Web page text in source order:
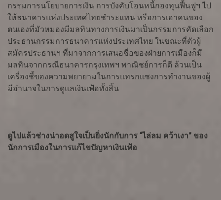
กรรมการนโยบายการเงิน การบังคับโอนหนี้กองทุนฟื้นฟูฯ ไป
ให้ธนาคารแห่งประเทศไทยชำระแทน หรือการเอาคนของ
ตนเองที่มัวหมองมีมลทินทางการเงินมาเป็นกรรมการคัดเลือก
ประธานกรรมการธนาคารแห่งประเทศไทย ในขณะที่ตัวผู้
สมัครประธานฯ ที่มาจากการเสนอชื่อของฝ่ายการเมืองก็มี
มลทินจากกรณีธนาคารกรุงเทพฯ พาณิชย์การก็ดี ล้วนเป็น
เครื่องชี้ของความพยายามในการแทรกแซงการทำงานของผู้
มีอำนาจในการดูแลเงินเฟ้อทั้งสิ้น
ดูไปแล้วช่างน่าอดสูใจเป็นยิ่งนักกับการ “ไล่ลม คว้าเงา” ของ
นักการเมืองในการแก้ไขปัญหาเงินเฟ้อ